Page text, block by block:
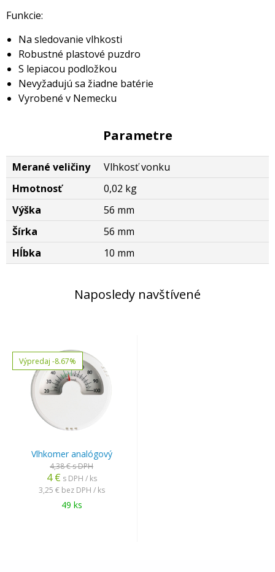
Funkcie:
Na sledovanie vlhkosti
Robustné plastové puzdro
S lepiacou podložkou
Nevyžadujú sa žiadne batérie
Vyrobené v Nemecku
Parametre
Merané veličiny
Vlhkosť vonku
Hmotnosť
0,02 kg
Výška
56 mm
Šírka
56 mm
Hĺbka
10 mm
Naposledy navštívené
Výpredaj -8.67%
Vlhkomer analógový
4,38 €s DPH
4 € s DPH / ks
3,25 € bez DPH / ks
49 ks